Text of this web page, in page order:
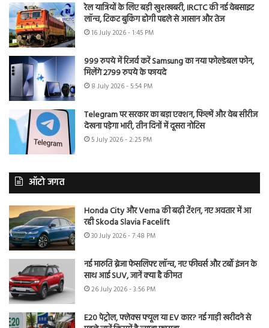
रेल यात्रियों के लिए बड़ी खुशखबरी, IRCTC की नई वेबसाइट
लॉन्च, टिकट बुकिंग होगी पहले से आसान और तेज
16 July 2026 - 1:45 PM
999 रुपये में रिजर्व करें Samsung का नया फोल्डेबल फोन,
मिलेंगे 2799 रुपये के फायदे
8 July 2026 - 5:54 PM
Telegram पर सरकार का बड़ा एक्शन, फिल्में और वेब सीरीज
देखना पड़ेगा भारी, तीन दिनों में दूसरा नोटिस
5 July 2026 - 2:25 PM
ऑटो जगत
Honda City और Verna की बढ़ी टेंशन, नए अवतार में आ
रही Skoda Slavia Facelift
30 July 2026 - 7:48 PM
नई मारुति ब्रेजा फेसलिफ्ट लॉन्च, नए फीचर्स और टर्बो इंजन के
साथ आई SUV, जानें क्या है कीमत
26 July 2026 - 3:56 PM
E20 पेट्रोल, फ्लेक्स फ्यूल या EV कार? नई गाड़ी खरीदने से